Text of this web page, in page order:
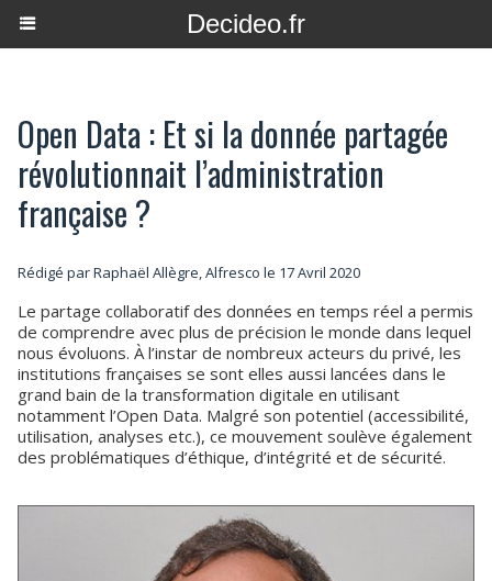
Decideo.fr
Open Data : Et si la donnée partagée
révolutionnait l’administration
française ?
Rédigé par Raphaël Allègre, Alfresco le 17 Avril 2020
Le partage collaboratif des données en temps réel a permis
de comprendre avec plus de précision le monde dans lequel
nous évoluons. À l’instar de nombreux acteurs du privé, les
institutions françaises se sont elles aussi lancées dans le
grand bain de la transformation digitale en utilisant
notamment l’Open Data. Malgré son potentiel (accessibilité,
utilisation, analyses etc.), ce mouvement soulève également
des problématiques d’éthique, d’intégrité et de sécurité.